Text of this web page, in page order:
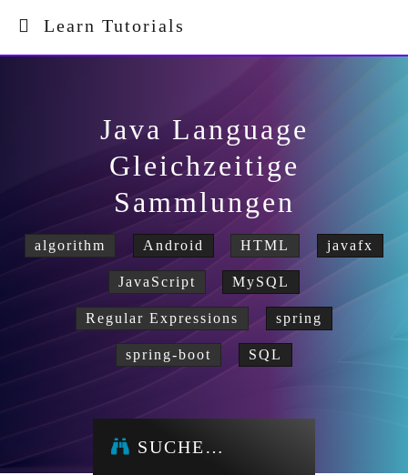
Learn Tutorials
Java Language
Gleichzeitige
Sammlungen
algorithm Android HTML javafx
JavaScript MySQL
Regular Expressions spring
spring-boot SQL
SUCHE…